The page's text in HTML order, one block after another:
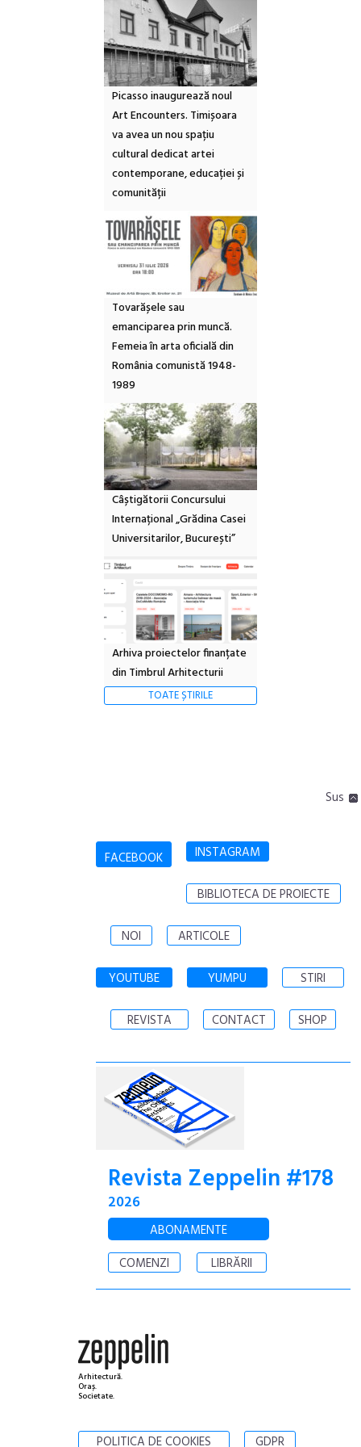
Picasso inaugurează noul
Art Encounters. Timișoara
va avea un nou spațiu
cultural dedicat artei
contemporane, educației și
comunității
Tovarășele sau
emanciparea prin muncă.
Femeia în arta oficială din
România comunistă 1948-
1989
Câștigătorii Concursului
Internațional „Grădina Casei
Universitarilor, București”
Arhiva proiectelor finanțate
din Timbrul Arhitecturii
TOATE ȘTIRILE
Sus
FACEBOOK INSTAGRAM
BIBLIOTECA DE PROIECTE
NOI ARTICOLE
YOUTUBE YUMPU STIRI
REVISTA CONTACT SHOP
Revista Zeppelin #178
2026
ABONAMENTE
COMENZI
LIBRĂRII
Arhitectură.
Oraș.
Societate.
POLITICA DE COOKIES GDPR